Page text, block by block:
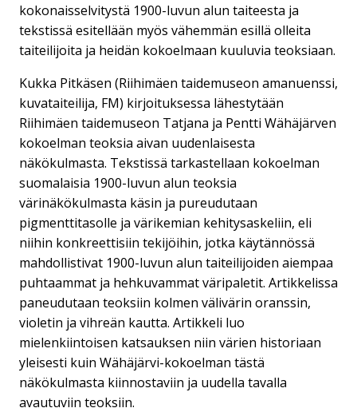
kokonaisselvitystä 1900-luvun alun taiteesta ja
tekstissä esitellään myös vähemmän esillä olleita
taiteilijoita ja heidän kokoelmaan kuuluvia teoksiaan.
Kukka Pitkäsen (Riihimäen taidemuseon amanuenssi,
kuvataiteilija, FM) kirjoituksessa lähestytään
Riihimäen taidemuseon Tatjana ja Pentti Wähäjärven
kokoelman teoksia aivan uudenlaisesta
näkökulmasta. Tekstissä tarkastellaan kokoelman
suomalaisia 1900-luvun alun teoksia
värinäkökulmasta käsin ja pureudutaan
pigmenttitasolle ja värikemian kehitysaskeliin, eli
niihin konkreettisiin tekijöihin, jotka käytännössä
mahdollistivat 1900-luvun alun taiteilijoiden aiempaa
puhtaammat ja hehkuvammat väripaletit. Artikkelissa
paneudutaan teoksiin kolmen välivärin oranssin,
violetin ja vihreän kautta. Artikkeli luo
mielenkiintoisen katsauksen niin värien historiaan
yleisesti kuin Wähäjärvi-kokoelman tästä
näkökulmasta kiinnostaviin ja uudella tavalla
avautuviin teoksiin.